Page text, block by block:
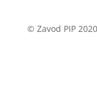
© Zavod PIP